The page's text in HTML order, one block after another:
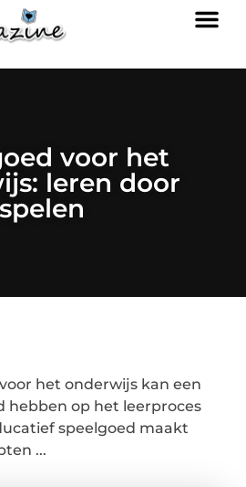
voor het
leren door
spelen
het onderwijs kan een
hebben op het leerproces
speelgoed maakt
...